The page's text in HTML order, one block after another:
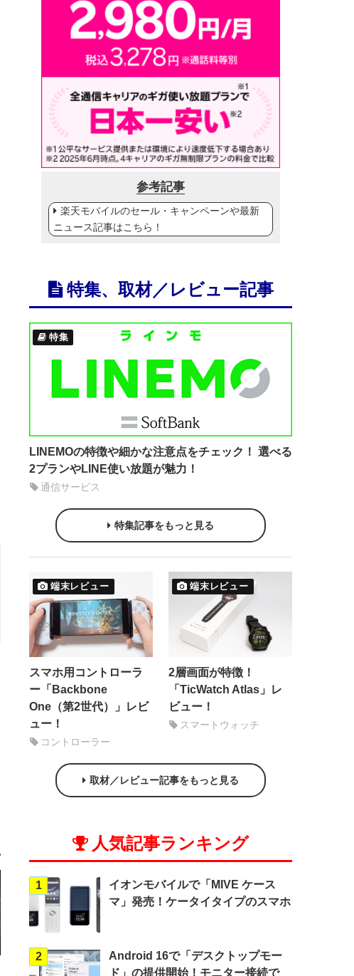
参考記事
楽天モバイルのセール・キャンペーンや最新
ニュース記事はこちら！
特集、取材／レビュー記事
特集
LINEMOの特徴や細かな注意点をチェック！ 選べる
2プランやLINE使い放題が魅力！
通信サービス
特集記事をもっと見る
端末レビュー
スマホ用コントローラ
ー「Backbone
One（第2世代）」レビ
ュー！
コントローラー
端末レビュー
2層画面が特徴！
「TicWatch Atlas」レ
ビュー！
スマートウォッチ
取材／レビュー記事をもっと見る
人気記事ランキング
1
イオンモバイルで「MIVE ケース
マ」発売！ケータイタイプのスマホ
2
Android 16で「デスクトップモー
ド」の提供開始！モニター接続で